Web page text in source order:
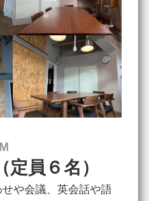
員６名）
や会議、英会話や語